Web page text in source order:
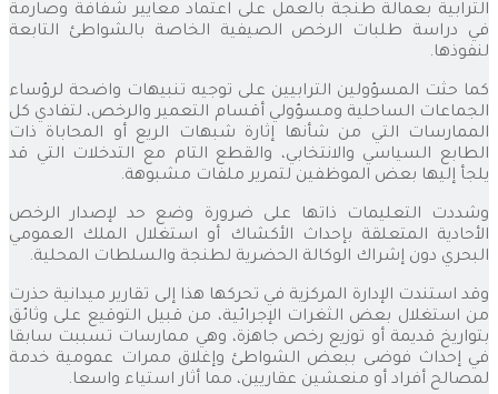
الترابية بعمالة طنجة بالعمل على اعتماد معايير شفافة وصارمة
في دراسة طلبات الرخص الصيفية الخاصة بالشواطئ التابعة
لنفوذها.
كما حثت المسؤولين الترابيين على توجيه تنبيهات واضحة لرؤساء
الجماعات الساحلية ومسؤولي أقسام التعمير والرخص، لتفادي كل
الممارسات التي من شأنها إثارة شبهات الريع أو المحاباة ذات
الطابع السياسي والانتخابي، والقطع التام مع التدخلات التي قد
يلجأ إليها بعض الموظفين لتمرير ملفات مشبوهة.
وشددت التعليمات ذاتها على ضرورة وضع حد لإصدار الرخص
الأحادية المتعلقة بإحداث الأكشاك أو استغلال الملك العمومي
البحري دون إشراك الوكالة الحضرية لطنجة والسلطات المحلية.
وقد استندت الإدارة المركزية في تحركها هذا إلى تقارير ميدانية حذرت
من استغلال بعض الثغرات الإجرائية، من قبيل التوقيع على وثائق
بتواريخ قديمة أو توزيع رخص جاهزة، وهي ممارسات تسببت سابقا
في إحداث فوضى ببعض الشواطئ وإغلاق ممرات عمومية خدمة
لمصالح أفراد أو منعشين عقاريين، مما أثار استياء واسعا.